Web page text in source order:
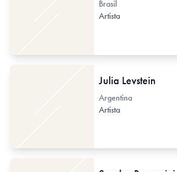
Brasil
Artista
Julia Levstein
Argentina
Artista